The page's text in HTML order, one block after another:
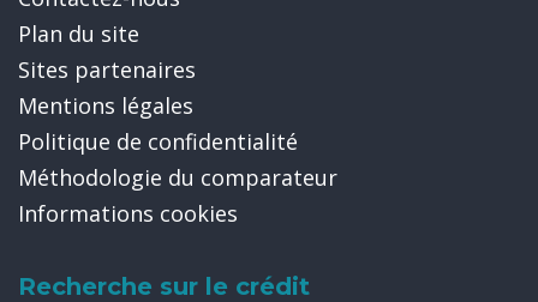
Plan du site
Sites partenaires
Mentions légales
Politique de confidentialité
Méthodologie du comparateur
Informations cookies
Recherche sur le crédit